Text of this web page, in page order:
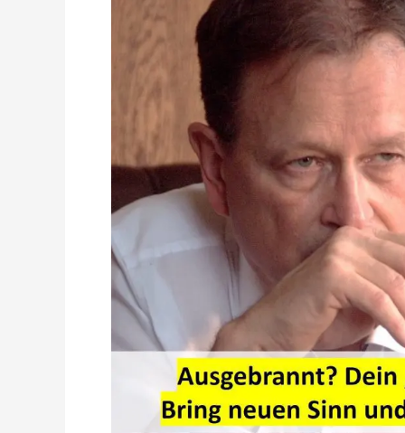
Class
Unternehmer:Innen
Manager:Innen
2023